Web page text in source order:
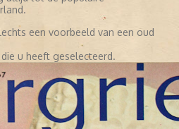
een voorbeeld van een oud
u heeft geselecteerd.